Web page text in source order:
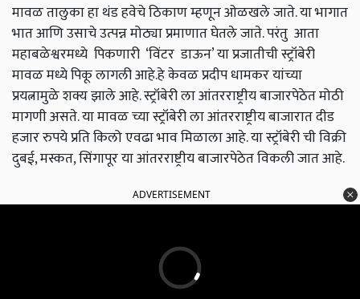
मावळ तालुका हा थंड हवेचे ठिकाण म्हणून ओळखले जाते. या भागात
भात आणि उसाचे उत्पन्न मोठ्या प्रमाणात घेतले जाते. परंतु आता
महाबळेश्वरमध्ये पिकणारी ‘विंटर डाऊन’ या प्रजातीची स्ट्रॉबेरी
मावळ मध्ये पिकू लागली आहे.हे केवळ प्रदीप धामकर यांच्या
प्रयत्नामुळे शक्य झाले आहे. स्ट्रॉबेरी ला आंतरराष्ट्रीय बाजारपेठेत मोठी
मागणी असते. या मावळ च्या स्ट्रॉबेरी ला आंतरराष्ट्रीय बाजारात दीड
हजार रुपये प्रति किलो एवढा भाव मिळाला आहे. या स्ट्रॉबेरी ची विक्री
दुबई, मस्कत, सिंगापूर या आंतरराष्ट्रीय बाजारपेठेत विकली जात आहे.
ADVERTISEMENT